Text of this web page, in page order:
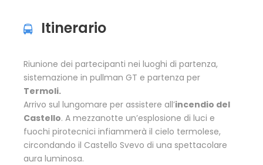
Itinerario
Riunione dei partecipanti nei luoghi di partenza,
sistemazione in pullman GT e partenza per
Termoli.
Arrivo sul lungomare per assistere all’incendio del
Castello. A mezzanotte un’esplosione di luci e
fuochi pirotecnici infiammerà il cielo termolese,
circondando il Castello Svevo di una spettacolare
aura luminosa.